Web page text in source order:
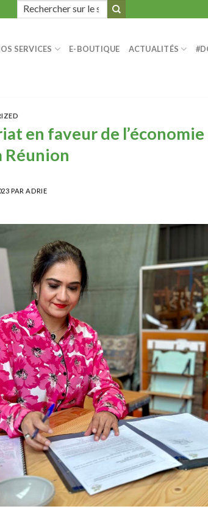
Search
SERVICES E-BOUTIQUE ACTUALITÉS
en faveur de l’économie
Réunion
PAR ADRIE